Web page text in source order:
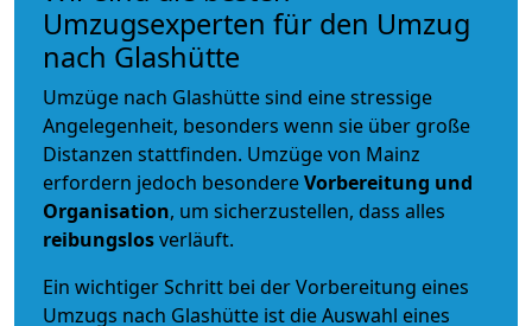
Umzugsexperten für den Umzug
nach Glashütte
Umzüge nach Glashütte sind eine stressige
Angelegenheit, besonders wenn sie über große
Distanzen stattfinden. Umzüge von Mainz
erfordern jedoch besondereVorbereitung und
Organisation, um sicherzustellen, dass alles
reibungslosverläuft.
Ein wichtiger Schritt bei der Vorbereitung eines
Umzugs nach Glashütte ist die Auswahl eines